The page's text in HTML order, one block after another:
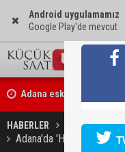
Android uygulamamız
Google Play'de mevcut
Adana eski MİT Bölge
Başkan Ali Bedrettin
HABERLER YAŞAM
Adana'da 'Hasım'